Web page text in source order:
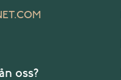
oss?